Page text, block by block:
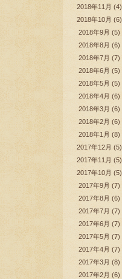
2018年11月 (4)
2018年10月 (6)
2018年9月 (5)
2018年8月 (6)
2018年7月 (7)
2018年6月 (5)
2018年5月 (5)
2018年4月 (6)
2018年3月 (6)
2018年2月 (6)
2018年1月 (8)
2017年12月 (5)
2017年11月 (5)
2017年10月 (5)
2017年9月 (7)
2017年8月 (6)
2017年7月 (7)
2017年6月 (7)
2017年5月 (7)
2017年4月 (7)
2017年3月 (8)
2017年2月 (6)